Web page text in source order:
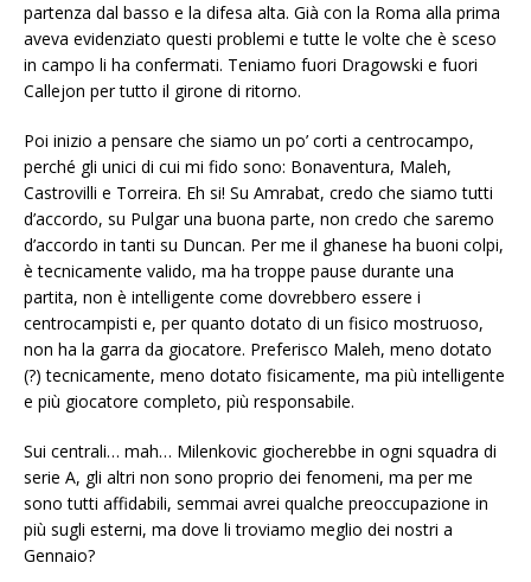
partenza dal basso e la difesa alta. Già con la Roma alla prima
aveva evidenziato questi problemi e tutte le volte che è sceso
in campo li ha confermati. Teniamo fuori Dragowski e fuori
Callejon per tutto il girone di ritorno.
Poi inizio a pensare che siamo un po’ corti a centrocampo,
perché gli unici di cui mi fido sono: Bonaventura, Maleh,
Castrovilli e Torreira. Eh si! Su Amrabat, credo che siamo tutti
d’accordo, su Pulgar una buona parte, non credo che saremo
d’accordo in tanti su Duncan. Per me il ghanese ha buoni colpi,
è tecnicamente valido, ma ha troppe pause durante una
partita, non è intelligente come dovrebbero essere i
centrocampisti e, per quanto dotato di un fisico mostruoso,
non ha la garra da giocatore. Preferisco Maleh, meno dotato
(?) tecnicamente, meno dotato fisicamente, ma più intelligente
e più giocatore completo, più responsabile.
Sui centrali… mah… Milenkovic giocherebbe in ogni squadra di
serie A, gli altri non sono proprio dei fenomeni, ma per me
sono tutti affidabili, semmai avrei qualche preoccupazione in
più sugli esterni, ma dove li troviamo meglio dei nostri a
Gennaio?